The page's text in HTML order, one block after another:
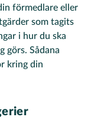
förmedlare eller
som tagits
i hur du ska
görs. Sådana
kring din